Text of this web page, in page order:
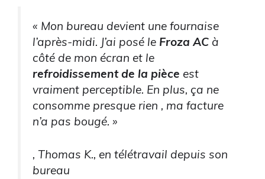
« Mon bureau devient une fournaise
l’après-midi. J’ai posé le Froza AC à
côté de mon écran et le
refroidissement de la pièce est
vraiment perceptible. En plus, ça ne
consomme presque rien , ma facture
n’a pas bougé. »
, Thomas K., en télétravail depuis son
bureau